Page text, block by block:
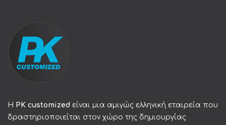
Η PK customized είναι μια αμιγώς ελληνική εταιρεία που
δραστηριοποιείται στον χώρο της δημιουργίας